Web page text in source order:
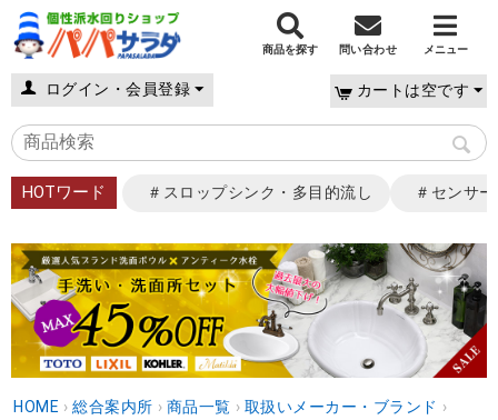
商品を探す 問い合わせ メニュー
ログイン・会員登録 カートは空です
HOTワード ＃スロップシンク・多目的流し ＃センサ
HOME › 総合案内所 › 商品一覧 › 取扱いメーカー・ブランド ›